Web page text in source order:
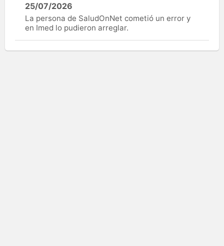
25/07/2026
La persona de SaludOnNet cometió un error y
en Imed lo pudieron arreglar.